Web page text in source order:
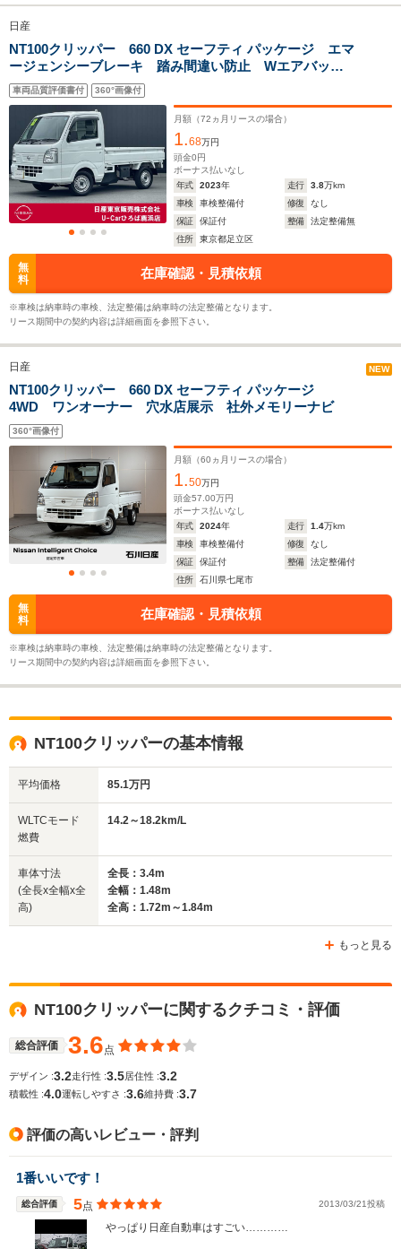
サイズ
WLTCモード
燃費
駆動方式
全幅
1.48m
ホイールベース
-m
15.7～18.7km/L
└市街地:14.0～
└郊外:16.4～
19.6km/L
└高速道路:15.9～
18.6km/L
FR、4WD
全幅
1.48m
14.2～18.7km/L
└市街地:12.7～
└郊外:15.3～
19.6km/L
FR、4WD
日産
NT100クリッパー 660 DX セーフティ パッケージ エマ
ージェンシーブレーキ 踏み間違い防止 Wエアバッ
ク エアコン パワステ プラスチックバイザー
車両品質評価書付 360°画像付
月額（72 ヵ月リースの場合）
1.68万円
頭金0円
ボーナス払いなし
年式
2023年 走行 3.8万km
車検
車検整備付 修復
なし
保証
保証付 整備
法定整備無
住所
東京都足立区
無
料
在庫確認・見積依頼
※車検は納車時の車検、法定整備は納車時の法定整備となります。
リース期間中の契約内容は詳細画面を参照下さい。
日産 NEW
NT100クリッパー 660 DX セーフティ パッケージ
4WD ワンオーナー 穴水店展示 社外メモリーナビ
360°画像付
月額（60 ヵ月リースの場合）
1.50万円
頭金57.00万円
ボーナス払いなし
年式
2024年 走行 1.4万km
車検
車検整備付 修復
なし
保証
保証付 整備
法定整備付
住所
石川県七尾市
無
料
在庫確認・見積依頼
※車検は納車時の車検、法定整備は納車時の法定整備となります。
リース期間中の契約内容は詳細画面を参照下さい。
NT100クリッパーの基本情報
平均価格 85.1万円
WLTCモード
燃費
14.2～18.2km/L
車体寸法
(全長x全幅x全
高)
全長：3.4m
全幅：1.48m
全高：1.72m～1.84m
もっと見る
NT100クリッパーに関するクチコミ・評価
総合評価 3.6点
デザイン :3.2走行性 :3.5居住性 :3.2
積載性 :4.0運転しやすさ :3.6維持費 :3.7
評価の高いレビュー・評判
1番いいです！
総合評価 5点 2013/03/21投稿
やっぱり日産自動車はすごい…………